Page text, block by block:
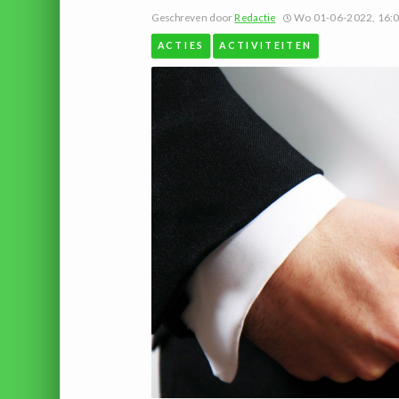
Geschreven doorRedactie Wo 01-06-2022,
ACTIES ACTIVITEITEN